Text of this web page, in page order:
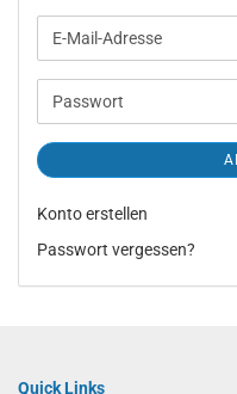
E-
Mail-
Adresse
Passwort
Konto erstellen
Passwort vergessen?
Quick Links